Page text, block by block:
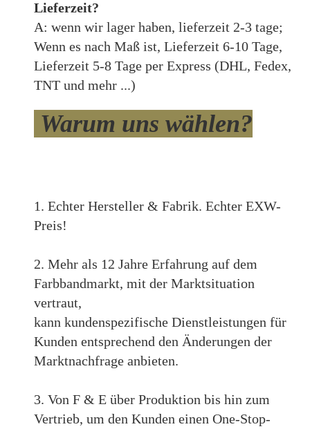
Lieferzeit?
A: wenn wir lager haben, lieferzeit 2-3 tage;
Wenn es nach Maß ist, Lieferzeit 6-10 Tage,
Lieferzeit 5-8 Tage per Express (DHL, Fedex,
TNT und mehr ...)
Warum uns wählen?
1. Echter Hersteller & Fabrik. Echter EXW-
Preis!
2. Mehr als 12 Jahre Erfahrung auf dem
Farbbandmarkt, mit der Marktsituation
vertraut,
kann kundenspezifische Dienstleistungen für
Kunden entsprechend den Änderungen der
Marktnachfrage anbieten.
3. Von F & E über Produktion bis hin zum
Vertrieb, um den Kunden einen One-Stop-